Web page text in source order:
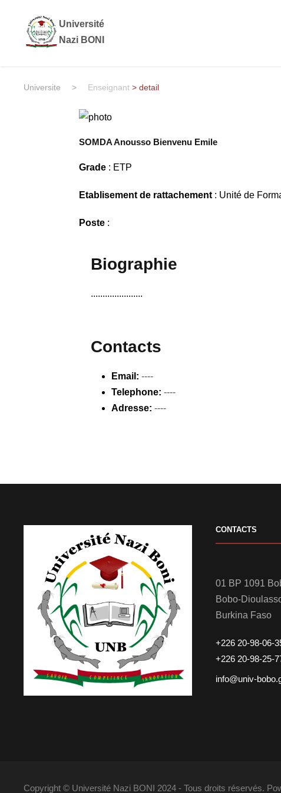
Université
Nazi BONI
Universite > Enseignant > detail
SOMDA Anousso Bienvenu Emile
Grade : ETP
Etablisement de rattachement: Unité de
Poste :
Biographie
......................
Contacts
Email: ----
Telephone: ----
Adresse: ----
CONTACTS
01 BP 1091
Bobo-
Burkina Faso
+226 20-98-06-
+226 20-98-25-
info@univ-
Copyright © Université Nazi BONI 2024 - Tous droits réservés.